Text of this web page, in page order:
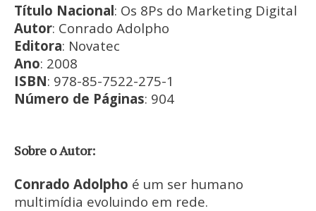
Título Nacional: Os 8Ps do Marketing Digital
Autor: Conrado Adolpho
Editora: Novatec
Ano: 2008
ISBN: 978-85-7522-275-1
Número de Páginas: 904
Sobre o Autor:
Conrado Adolpho é um ser humano
multimídia evoluindo em rede.